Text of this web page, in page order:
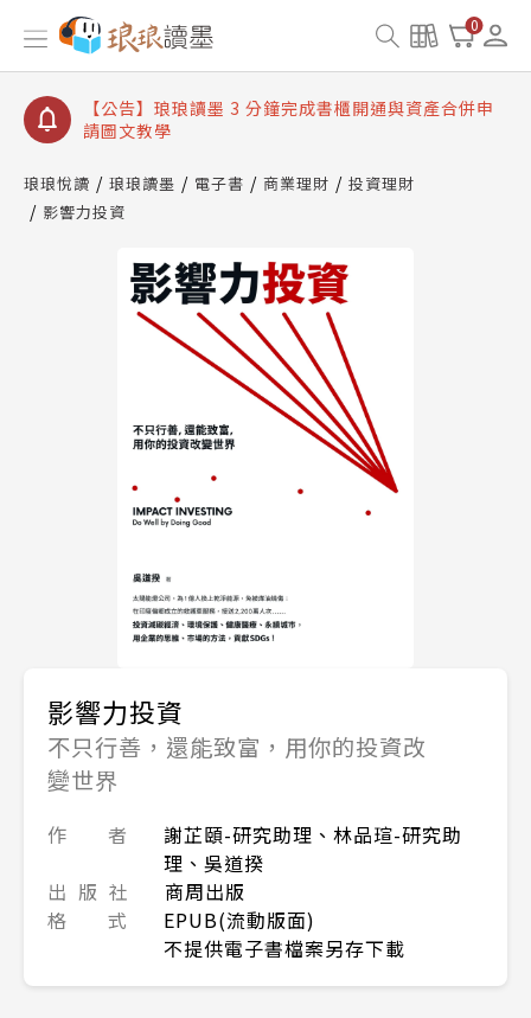
0
【公告】琅琅讀墨數位閱讀資產合併與書櫃開通申請
【公告】琅琅讀墨書櫃開通常見問題
【公告】琅琅讀墨 3 分鐘完成書櫃開通與資產合併申
請圖文教學
查詢
【公告】琅琅讀墨數位閱讀資產合併與書櫃開通申請
琅琅悅讀 琅琅讀墨 電子書 商業理財
投資理財
影響力投資
影響力投資
不只行善，還能致富，用你的投資改
變世界
作 者
謝芷頤-研究助理、林品瑄-研究助
理、吳道揆
出 版 社
商周出版
格 式
EPUB(流動版面)
不提供電子書檔案另存下載